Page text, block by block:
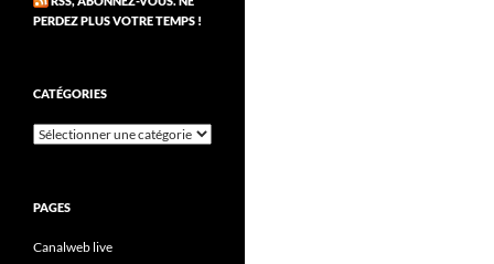
PERDEZ PLUS VOTRE TEMPS !
CATÉGORIES
Catégories
PAGES
Canalweb live